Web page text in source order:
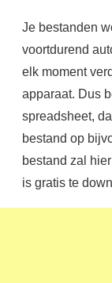
Je bestanden
voortdurend
elk moment
apparaat. Dus
spreadsheet,
bestand op
bestand zal
is gratis te